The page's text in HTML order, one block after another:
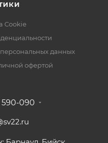
Cookie
данных
офертой
590-090